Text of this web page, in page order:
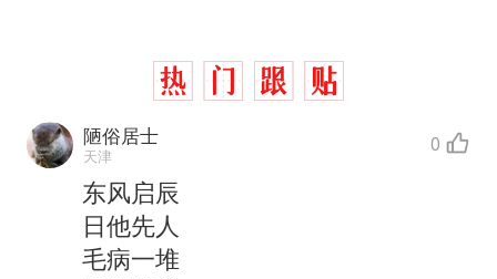
陋俗居士
天津 0
东风启辰
日他先人
毛病一堆